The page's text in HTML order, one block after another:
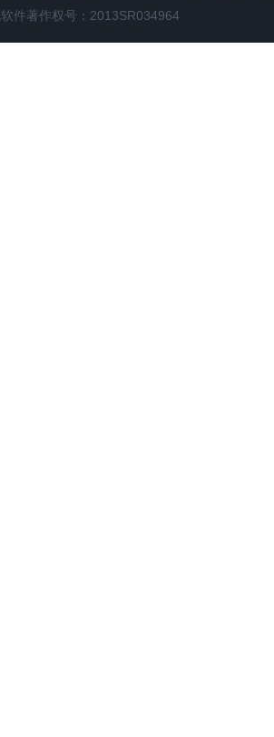
软件著作权号：2013SR034964